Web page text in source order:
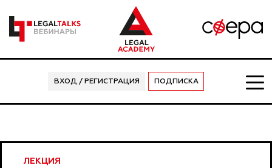
ВХОД / РЕГИСТРАЦИЯ ПОДПИСКА
ЛЕКЦИЯ